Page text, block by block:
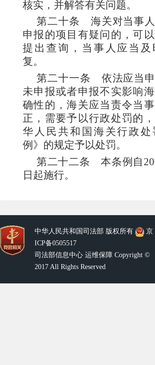
核实，并解答有关问题。
第二十条 海关对当事
申报的项目有疑问的，可
提出查询，当事人应当及
复。
第二十一条 依法应当
未申报或者申报不实影响
确性的，海关应当责令当
正，需要予以行政处罚的
华人民共和国海关行政处
例》的规定予以处罚。
第二十二条 本条例自
日起施行。
中华人民共和国司法部 版权所有
京
ICP备0505517
司法部信息中心 运维保障 Copyright ©
2017 All Rights Reserved